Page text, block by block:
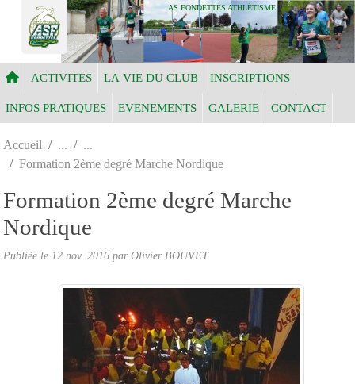
AS FONDETTES ATHLÉTISME
ACTIVITES LA VIE DU CLUB INSCRIPTIONS
INFOS PRATIQUES EVENEMENTS GALERIE CONTACT
Accueil
Formation 2ème degré Marche Nordique
Formation 2ème degré Marche
Nordique
Publiée le 12 nov. 2016 par Olivier BOUVET
Panneau de gestion des cookies